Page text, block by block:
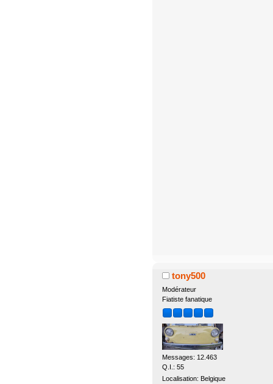
tony500
Modérateur
Fiatiste fanatique
Messages: 12.463
Q.I.: 55
Localisation: Belgique